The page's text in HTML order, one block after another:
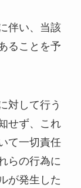
伴い、当該
ることを予
対して行う
せず、これ
て一切責任
らの行為に
が発生した